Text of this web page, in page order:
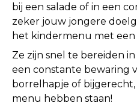
bij een salade of in een
zeker jouw jongere
het kindermenu met een
Ze zijn snel te bereiden
een constante bewaring
borrelhapje of
menu hebben staan!